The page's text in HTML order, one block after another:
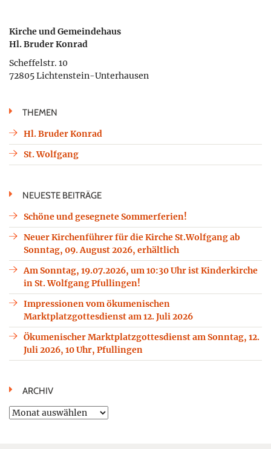
Kirche und Gemeindehaus
Hl. Bruder Konrad
Scheffelstr. 10
72805 Lichtenstein-Unterhausen
THEMEN
Hl. Bruder Konrad
St. Wolfgang
NEUESTE BEITRÄGE
Schöne und gesegnete Sommerferien!
Neuer Kirchenführer für die Kirche St.Wolfgang ab
Sonntag, 09. August 2026, erhältlich
Am Sonntag, 19.07.2026, um 10:30 Uhr ist Kinderkirche
in St. Wolfgang Pfullingen!
Impressionen vom ökumenischen
Marktplatzgottesdienst am 12. Juli 2026
Ökumenischer Marktplatzgottesdienst am Sonntag, 12.
Juli 2026, 10 Uhr, Pfullingen
ARCHIV
Archiv